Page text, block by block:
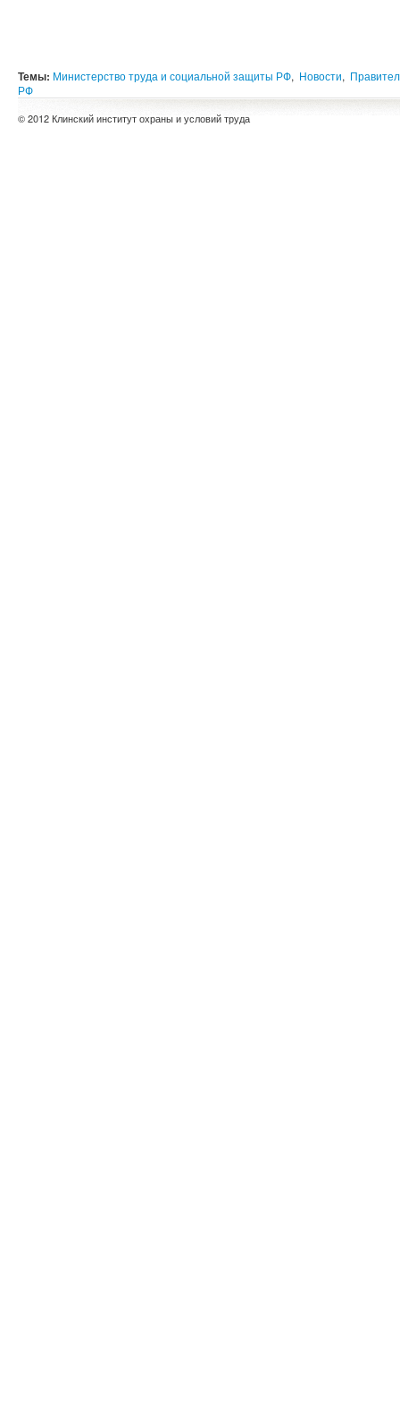
Темы: Министерство труда и социальной защиты РФ, Новости,
РФ
© 2012 Клинский институт охраны и условий труда